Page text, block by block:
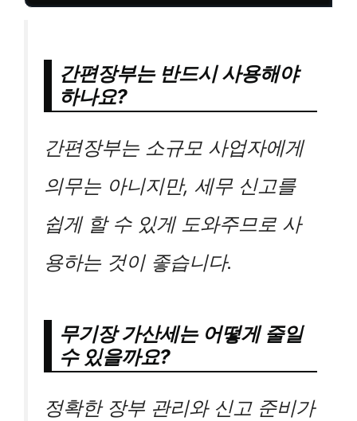
간편장부는 반드시 사용해야
하나요?
간편장부는 소규모 사업자에게
의무는 아니지만, 세무 신고를
쉽게 할 수 있게 도와주므로 사
용하는 것이 좋습니다.
무기장 가산세는 어떻게 줄일
수 있을까요?
정확한 장부 관리와 신고 준비가